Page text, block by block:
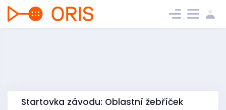
Startovka závodu: Oblastní žebříček